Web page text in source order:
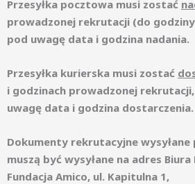
Przesyłka pocztowa musi zostać
prowadzonej rekrutacji (do
pod uwagę data i godzina nadania.
Przesyłka kurierska musi zostać
i godzinach prowadzonej
uwagę data i godzina dostarczenia.
Dokumenty rekrutacyjne
muszą być wysyłane na adres
Fundacja Amico, ul. Kapitulna 1,